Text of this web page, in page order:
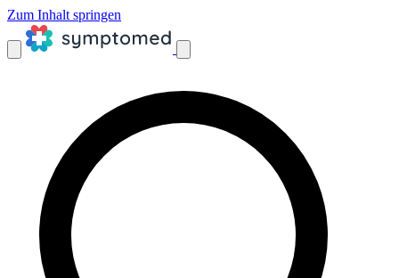
Zum Inhalt springen